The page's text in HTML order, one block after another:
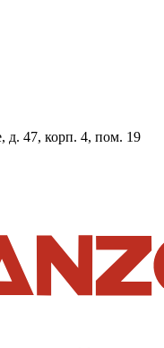
д. 47, корп. 4, пом. 19